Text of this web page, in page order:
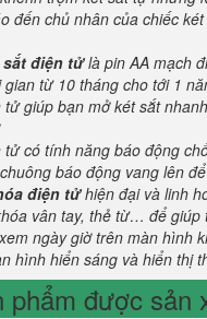
đến chủ nhân của chiếc
điện tửlà pin AA mạch
gian từ 10 tháng cho tới 1
tử giúp bạn mở két sắt
tử có tính năng báo động
báo động vang lên
điện tửhiện đại và linh
vân tay, thẻ từ… để giúp
ngày giờ trên màn hình
hình hiển sáng và hiển thị
phẩm được sản